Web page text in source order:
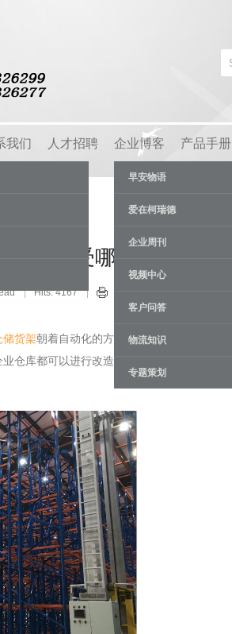
我们 人才招聘 企业博客
早安物语
爱在柯瑞德
企业周刊
视频中心
客户问答
物流知识
专题策划
产品手册
时候会受哪些因素影响
Hits: 4167
储货架朝着自动化的方向进行改造，这样做的
仓库都可以进行改造呢，仓库的自动化需要